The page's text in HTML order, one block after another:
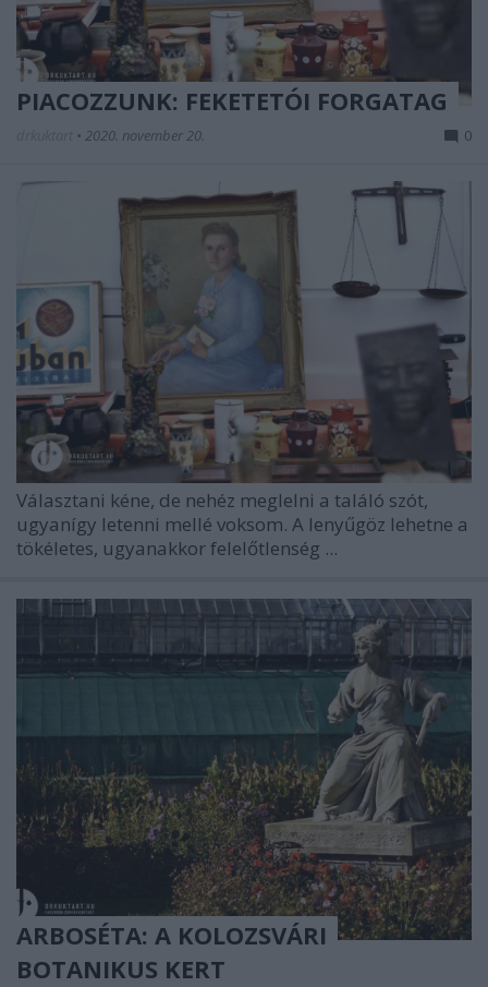
PIACOZZUNK: FEKETETÓI FORGATAG
• 2020. november 20. 0
Választani kéne, de nehéz meglelni a találó szót,
ugyanígy letenni mellé voksom. A lenyűgöz lehetne a
tökéletes, ugyanakkor felelőtlenség ...
ARBOSÉTA: A KOLOZSVÁRI
BOTANIKUS KERT